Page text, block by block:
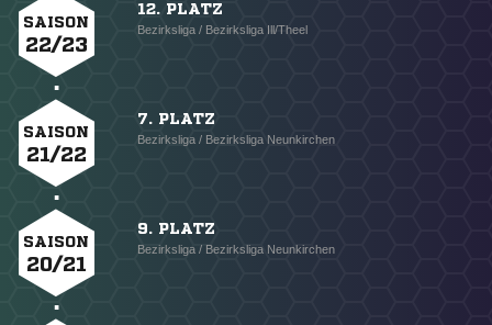
SAISON
22/23
12. PLATZ
Bezirksliga / Bezirksliga Ill/Theel
SAISON
21/22
7. PLATZ
Bezirksliga / Bezirksliga Neunkirchen
SAISON
20/21
9. PLATZ
Bezirksliga / Bezirksliga Neunkirchen